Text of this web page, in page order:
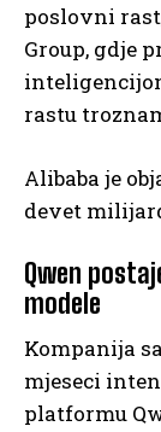
poslovni
Group, gdje
rastu
Alibaba je
devet
Qwen
modele
Kompanija
mjeseci
platformu